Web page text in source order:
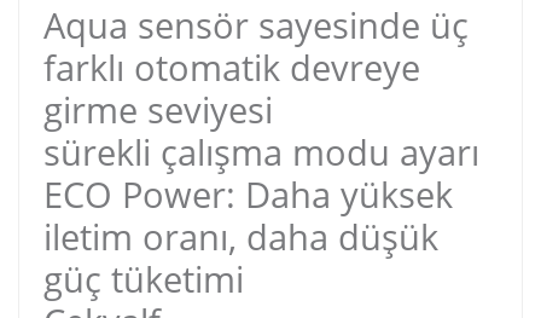
Aqua sensör sayesinde üç
farklı otomatik devreye
girme seviyesi
sürekli çalışma modu ayarı
ECO Power: Daha yüksek
iletim oranı, daha düşük
güç tüketimi